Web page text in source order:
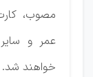
مصوب،
عمر و سایر
خواهند شد.